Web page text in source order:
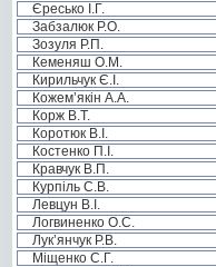
Єресько І.Г.
Забзалюк Р.О.
Зозуля Р.П.
Кеменяш О.М.
Кирильчук Є.І.
Кожем’якін А.А.
Корж В.Т.
Коротюк В.І.
Костенко П.І.
Кравчук В.П.
Курпіль С.В.
Левцун В.І.
Логвиненко О.С.
Лук’янчук Р.В.
Міщенко С.Г.